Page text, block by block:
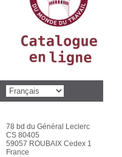
78 bd du Général Leclerc
CS 80405
59057 ROUBAIX Cedex 1
France